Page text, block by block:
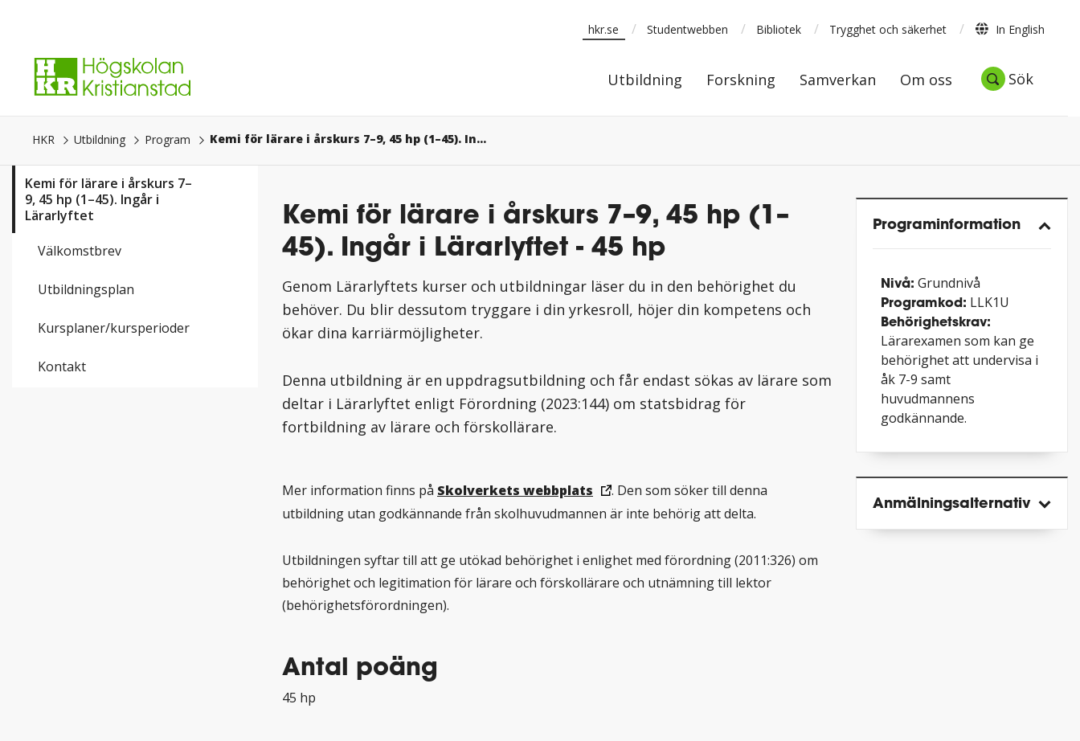
innehåll.
hkr.se / Studentwebben / Bibliotek / Trygghet och säkerhet / In English
Utbildning Forskning Samverkan Om oss Sök
Utbildning Forskning Samverkan Om oss Sök
HKR Utbildning Program Kemi för lärare i årskurs 7–9, 45 hp (1–45). Ingår i Lärarlyftet
Kemi för lärare i årskurs 7–
9, 45 hp (1–45). Ingår i
Lärarlyftet
Välkomstbrev
Utbildningsplan
Kursplaner/kursperioder
Kontakt
Kemi för lärare i årskurs 7–9, 45 hp (1–
45). Ingår i Lärarlyftet - 45 hp
Genom Lärarlyftets kurser och utbildningar läser du in den behörighet du
behöver. Du blir dessutom tryggare i din yrkesroll, höjer din kompetens och
ökar dina karriärmöjligheter.
Denna utbildning är en uppdragsutbildning och får endast sökas av lärare som
deltar i Lärarlyftet enligt Förordning (2023:144) om statsbidrag för
fortbildning av lärare och förskollärare.
Mer information finns på Skolverkets webbplats
. Den som söker till denna
utbildning utan godkännande från skolhuvudmannen är inte behörig att delta.
Utbildningen syftar till att ge utökad behörighet i enlighet med förordning (2011:326) om
behörighet och legitimation för lärare och förskollärare och utnämning till lektor
(behörighetsförordningen).
Antal poäng
45 hp
Program­information
Nivå: Grundnivå
Programkod: LLK1U
Behörighetskrav:
Lärarexamen som kan ge
behörighet att undervisa i
åk 7-9 samt
huvudmannens
godkännande.
Anmälnings­alternativ